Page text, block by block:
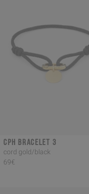
CPH BRACELET 3
cord gold/black
69€